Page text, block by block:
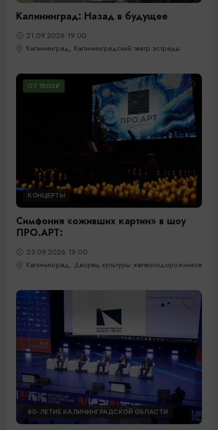
Калининград: Назад в будущее
21.09.2026 19:00
Калининград, Калининградский театр эстрады
ОТ 1500₽
КОНЦЕРТЫ
Симфония «оживших картин» в шоу
ПРО.АРТ:
23.09.2026 19:00
Калининград, Дворец культуры железнодорожников
80-ЛЕТИЕ КАЛИНИНГРАДСКОЙ ОБЛАСТИ